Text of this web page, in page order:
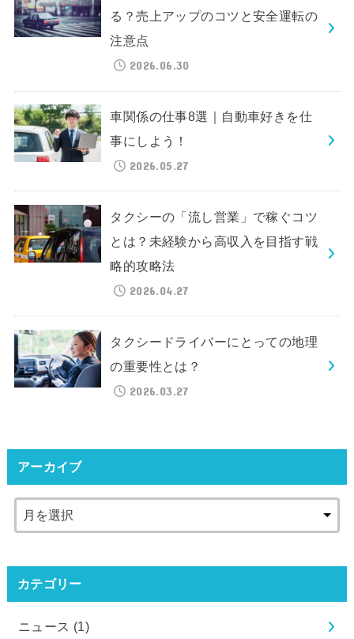
る？売上アップのコツと安全運転の
注意点
2026.06.30
車関係の仕事8選｜自動車好きを仕
事にしよう！
2026.05.27
タクシーの「流し営業」で稼ぐコツ
とは？未経験から高収入を目指す戦
略的攻略法
2026.04.27
タクシードライバーにとっての地理
の重要性とは？
2026.03.27
アーカイブ
カテゴリー
ニュース (1)